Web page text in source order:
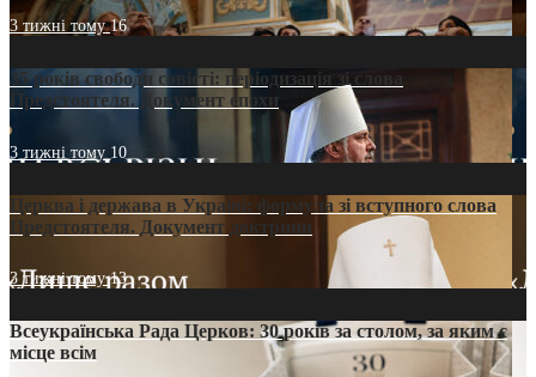
3 тижні тому16
35 років свободи совісті: періодизація зі слова
Предстоятеля. Документ епохи
3 тижні тому 10
Церква і держава в Україні: формула зі вступного слова
Предстоятеля. Документ доктрини
3 тижні тому13
Всеукраїнська Рада Церков: 30 років за столом, за яким є
місце всім